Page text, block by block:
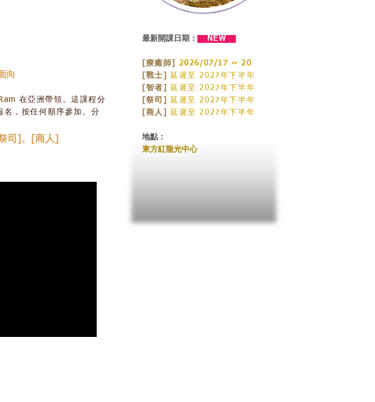
向
在亞洲帶領。這課程分
名，按任何順序參加。分
司 ]、[ 商人
最新開課日期： NEW
[療癒師] 2026/07/17 ~ 20
[戰士] 延遲至 2027年下半年
[智者] 延遲至 2027年下半年
[祭司] 延遲至 2027年下半年
[商人] 延遲至 2027年下半年
地點：
東方紅龍光中心​